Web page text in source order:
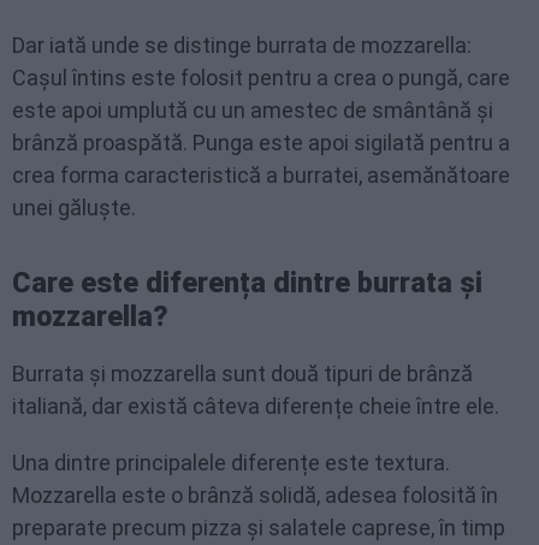
Dar iată unde se distinge burrata de mozzarella:
Cașul întins este folosit pentru a crea o pungă, care
este apoi umplută cu un amestec de smântână și
brânză proaspătă. Punga este apoi sigilată pentru a
crea forma caracteristică a burratei, asemănătoare
unei găluște.
Care este diferența dintre burrata și
mozzarella?
Burrata și mozzarella sunt două tipuri de brânză
italiană, dar există câteva diferențe cheie între ele.
Una dintre principalele diferențe este textura.
Mozzarella este o brânză solidă, adesea folosită în
preparate precum pizza și salatele caprese, în timp